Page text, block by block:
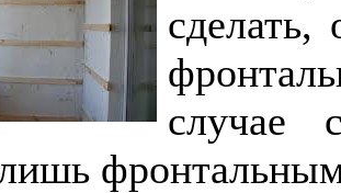
сделать,
случае